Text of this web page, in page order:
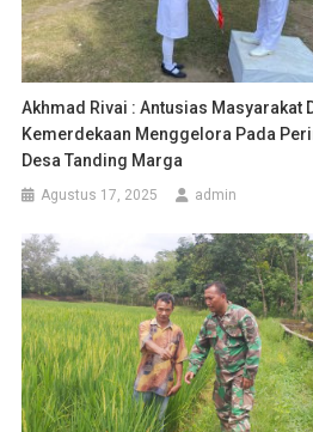
Akhmad Rivai : Antusias Masyarakat
Kemerdekaan Menggelora Pada
Desa Tanding Marga
Agustus 17, 2025 admin